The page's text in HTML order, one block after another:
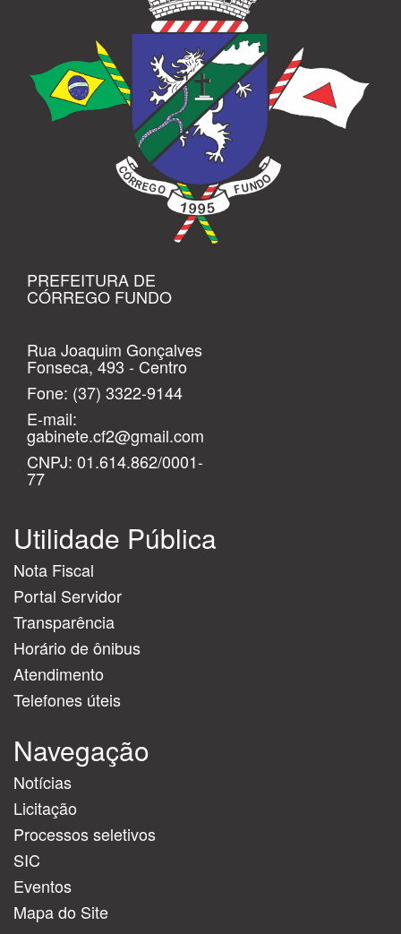
PREFEITURA DE
CÓRREGO FUNDO
Rua Joaquim Gonçalves
Fonseca, 493 - Centro
Fone: (37) 3322-9144
E-mail:
gabinete.cf2@gmail.com
CNPJ: 01.614.862/0001-
77
Utilidade Pública
Nota Fiscal
Portal Servidor
Transparência
Horário de ônibus
Atendimento
Telefones úteis
Navegação
Notícias
Licitação
Processos seletivos
SIC
Eventos
Mapa do Site